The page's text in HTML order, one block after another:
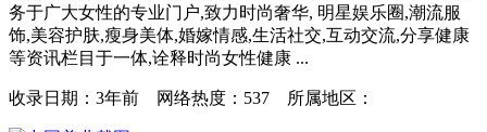
务于广大女性的专业门户,致力时尚奢华, 明星娱乐圈,潮流服
饰,美容护肤,瘦身美体,婚嫁情感,生活社交,互动交流,分享健康
等资讯栏目于一体,诠释时尚女性健康 ...
收录日期： 3年前 网络热度：537 所属地区：